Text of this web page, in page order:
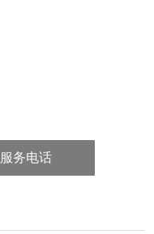
服务电话